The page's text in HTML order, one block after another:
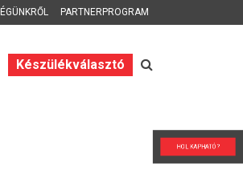
PARTNERPROGRAM
Készülékválasztó
HOL KAPHATÓ?